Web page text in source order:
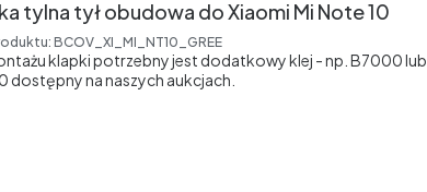
tylna tył obudowa do Xiaomi Mi Note 10
BCOV_XI_MI_NT10_GREE
klapki potrzebny jest dodatkowy klej - np. B7000 lub
dostępny na naszych aukcjach.